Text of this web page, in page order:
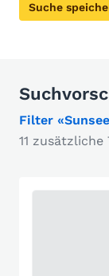
Suche
Filter
11 zusätzliche